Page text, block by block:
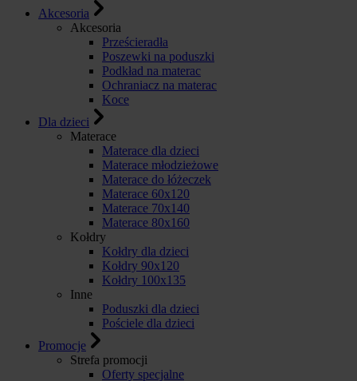
Akcesoria
Akcesoria
Prześcieradła
Poszewki na poduszki
Podkład na materac
Ochraniacz na materac
Koce
Dla dzieci
Materace
Materace dla dzieci
Materace młodzieżowe
Materace do łóżeczek
Materace 60x120
Materace 70x140
Materace 80x160
Kołdry
Kołdry dla dzieci
Kołdry 90x120
Kołdry 100x135
Inne
Poduszki dla dzieci
Pościele dla dzieci
Promocje
Strefa promocji
Oferty specjalne